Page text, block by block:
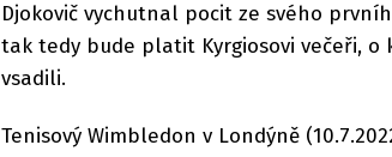
Djokovič vychutnal pocit ze svého
tak tedy bude platit Kyrgiosovi večeři,
vsadili.
Tenisový Wimbledon v Londýně